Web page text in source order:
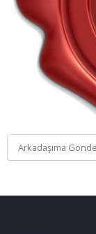
Arkadaşıma